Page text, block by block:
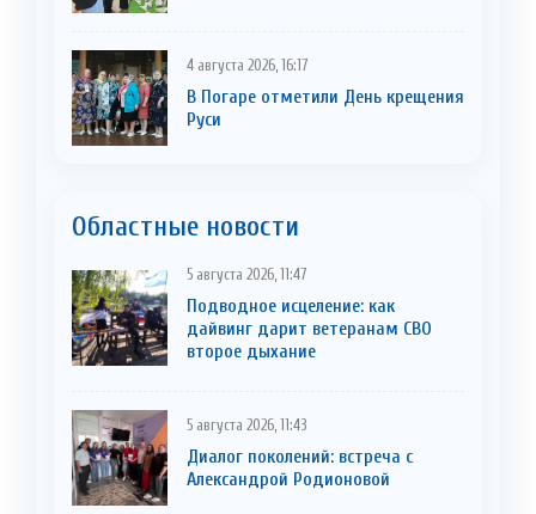
4 августа 2026, 16:17
В Погаре отметили День крещения
Руси
Областные новости
5 августа 2026, 11:47
Подводное исцеление: как
дайвинг дарит ветеранам СВО
второе дыхание
5 августа 2026, 11:43
Диалог поколений: встреча с
Александрой Родионовой